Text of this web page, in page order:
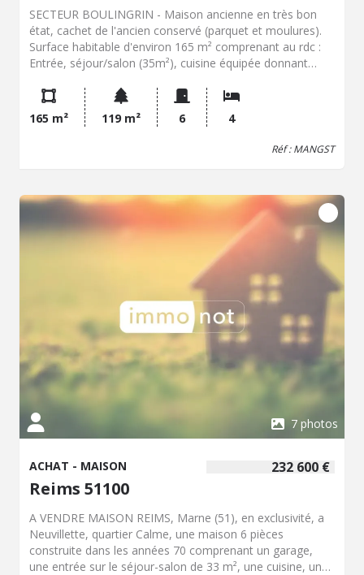
SECTEUR BOULINGRIN - Maison ancienne en très bon
état, cachet de l'ancien conservé (parquet et moulures).
Surface habitable d'environ 165 m² comprenant au rdc :
Entrée, séjour/salon (35m²), cuisine équipée donnant
chambres, SDB et wc. Au second : Deux chambres, SDD,
lingerie et wc. Au dernier : Grenier isolé avec velux
(possibilité chambre). Cave. Chauffage gaz. Possibilité
achat box dans résidence voisine. ENSEMBLE TRES
exposé sont disponibles sur le site Géorisques :
www.georisques.gouv.fr
165 m² 119 m² 6 4
Réf : MANGST
7 photos
232 600 €
ACHAT - MAISON
Reims 51100
A VENDRE MAISON REIMS, Marne (51), en exclusivité, a
Neuvillette, quartier Calme, une maison 6 pièces
construite dans les années 70 comprenant un garage,
une entrée sur le séjour-salon de 33 m², une cuisine, un